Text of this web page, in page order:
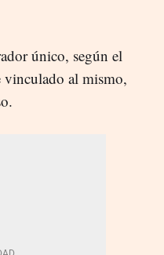
único, según el
al mismo,